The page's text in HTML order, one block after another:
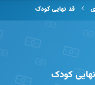
قد نهایی کودک
کودک